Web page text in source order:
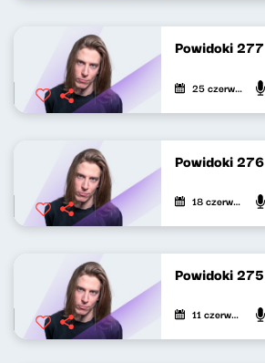
Powidoki 277
25 czerwca 2026
Powidoki 276
18 czerwca 2026
Powidoki 275
11 czerwca 2026